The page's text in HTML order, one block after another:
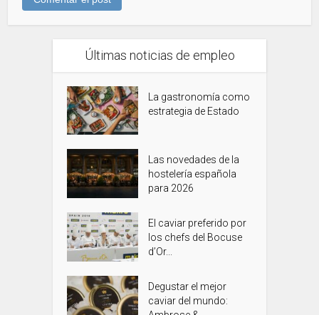
Últimas noticias de empleo
La gastronomía como
estrategia de Estado
Las novedades de la
hostelería española
para 2026
El caviar preferido por
los chefs del Bocuse
d’Or...
Degustar el mejor
caviar del mundo: